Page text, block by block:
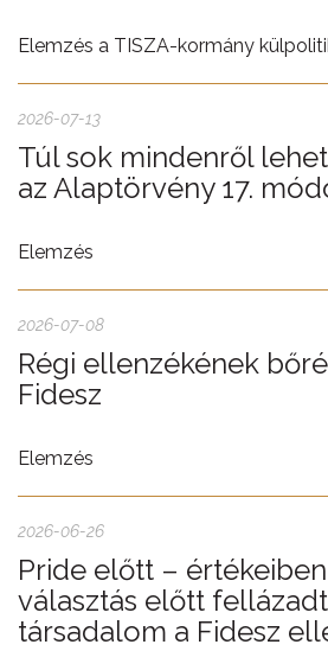
Elemzés a TISZA-kormány
2026-07-13
Túl sok mindenről
az Alaptörvény 17.
Elemzés
2026-07-08
Régi ellenzékének
Fidesz
Elemzés
2026-06-26
Pride előtt –
választás előtt
társadalom a Fidesz